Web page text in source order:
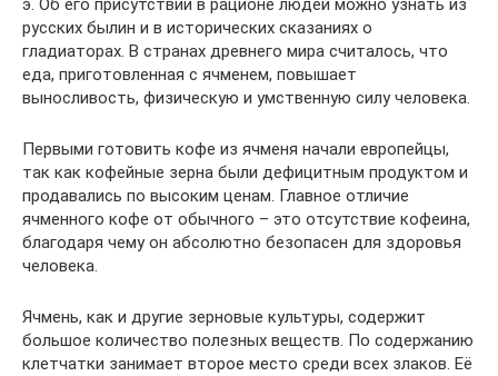
э. Об его присутствии в рационе людей можно узнать из
русских былин и в исторических сказаниях о
гладиаторах. В странах древнего мира считалось, что
еда, приготовленная с ячменем, повышает
выносливость, физическую и умственную силу человека.
Первыми готовить кофе из ячменя начали европейцы,
так как кофейные зерна были дефицитным продуктом и
продавались по высоким ценам. Главное отличие
ячменного кофе от обычного – это отсутствие кофеина,
благодаря чему он абсолютно безопасен для здоровья
человека.
Ячмень, как и другие зерновые культуры, содержит
большое количество полезных веществ. По содержанию
клетчатки занимает второе место среди всех злаков. Её